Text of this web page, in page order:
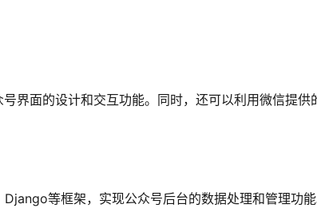
界面的设计和交互功能。同时，还可以利用微信提供
等框架，实现公众号后台的数据处理和管理功